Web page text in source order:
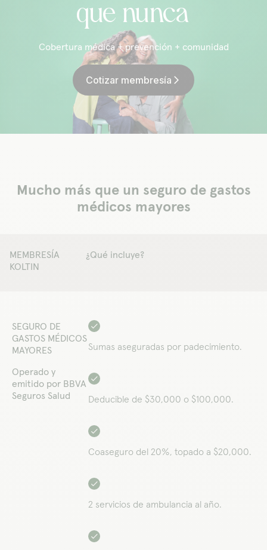
que nunca
Cobertura médica + prevención + comunidad
Cotizar membresía arrow_forward_ios
Mucho más que un seguro de gastos
médicos mayores
MEMBRESÍA
KOLTIN
¿Qué incluye?
SEGURO DE
GASTOS MÉDICOS
MAYORES
Operado y
emitido por BBVA
Seguros Salud
Sumas aseguradas por padecimiento.
Deducible de $30,000 o $100,000.
Coaseguro del 20%, topado a $20,000.
2 servicios de ambulancia al año.